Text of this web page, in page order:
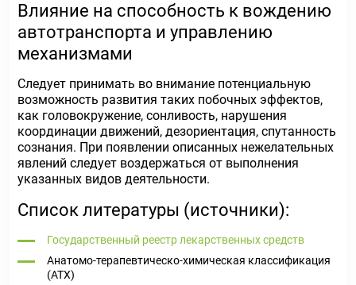
Влияние на способность к вождению
автотранспорта и управлению
механизмами
Следует принимать во внимание потенциальную
возможность развития таких побочных эффектов,
как головокружение, сонливость, нарушения
координации движений, дезориентация, спутанность
сознания. При появлении описанных нежелательных
явлений следует воздержаться от выполнения
указанных видов деятельности.
Список литературы (источники):
Государственный реестр лекарственных средств
Анатомо-терапевтическо-химическая классификация
(ATX)